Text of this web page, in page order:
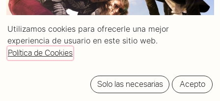
Utilizamos cookies para ofrecerle una mejor
experiencia de usuario en este sitio web.
Política de Cookies
Solo las necesarias Acepto